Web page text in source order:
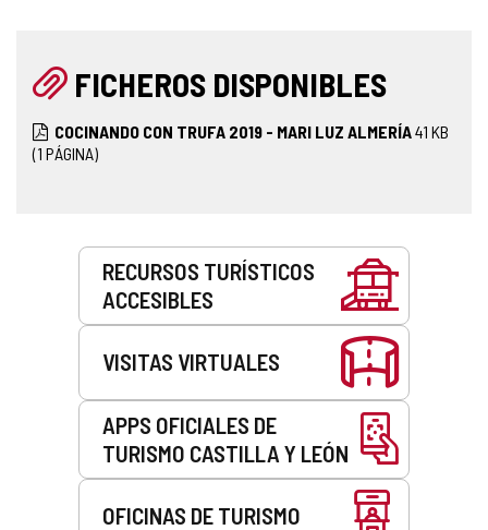
FICHEROS DISPONIBLES
COCINANDO CON TRUFA 2019 - MARI LUZ ALMERÍA41 KB
(1 PÁGINA)
RECURSOS TURÍSTICOS
ACCESIBLES
VISITAS VIRTUALES
APPS OFICIALES DE
TURISMO CASTILLA Y LEÓN
OFICINAS DE TURISMO